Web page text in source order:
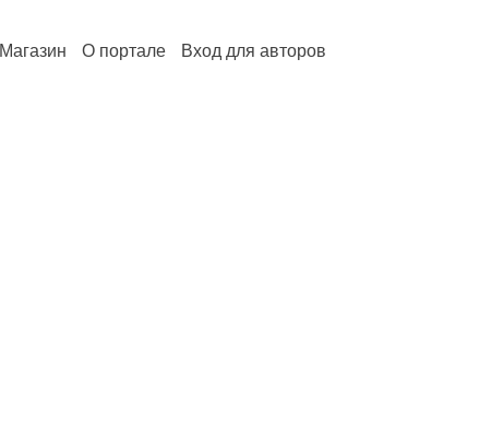
Магазин О портале Вход для авторов